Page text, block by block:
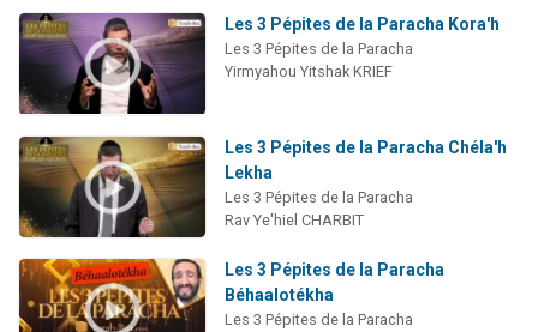
Les 3 Pépites de la Paracha Kora'h
Les 3 Pépites de la Paracha
Yirmyahou Yitshak KRIEF
Les 3 Pépites de la Paracha Chéla'h
Lekha
Les 3 Pépites de la Paracha
Rav Ye'hiel CHARBIT
Les 3 Pépites de la Paracha
Béhaalotékha
Les 3 Pépites de la Paracha